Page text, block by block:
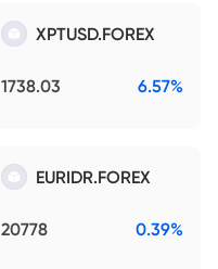
XPTUSD.FOREX
1738.03 6.57%
EURIDR.FOREX
20778 0.39%